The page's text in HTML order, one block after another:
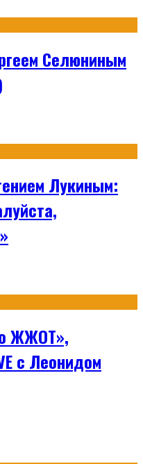
Селюниным
Лукиным:
ЖЖОТ»,
с Леонидом